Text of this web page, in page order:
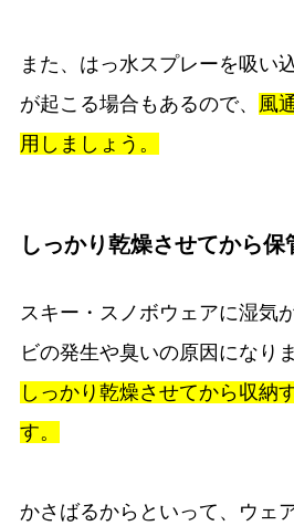
また、はっ水スプレーを吸い
が起こる場合もあるので、
風
用しましょう。
しっかり乾燥させてから保
スキー・スノボウェアに湿気
ビの発生や臭いの原因になり
しっかり乾燥させてから収納
す。
かさばるからといって、ウェ